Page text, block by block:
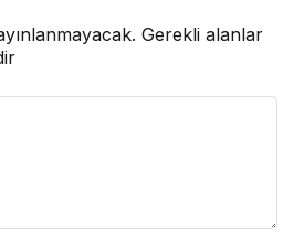
Gerekli alanlar